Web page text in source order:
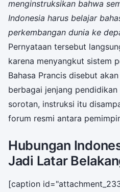
menginstruksikan bahwa
Indonesia harus belajar
perkembangan dunia ke
Pernyataan tersebut
karena menyangkut sistem
Bahasa Prancis disebut
berbagai jenjang
sorotan, instruksi itu
forum resmi antara
Hubungan
Jadi Latar
[caption